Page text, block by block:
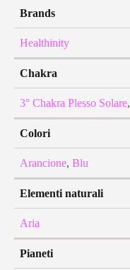
Brands
Healthinity
Chakra
3° Chakra Plesso Solare,
Colori
Arancione, Blu
Elementi naturali
Aria
Pianeti